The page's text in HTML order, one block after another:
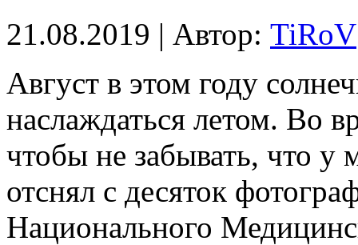
21.08.2019 | Автор: TiRoV
Август в этом году
наслаждаться летом. Во
чтобы не забывать, что у
отснял с десяток
Национального